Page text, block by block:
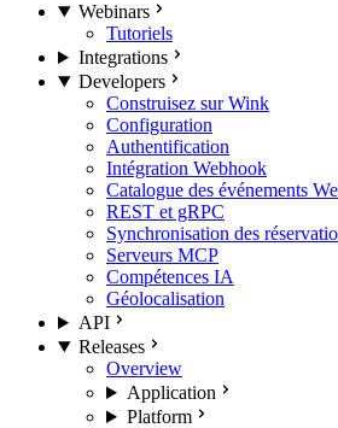
Webinars
Tutoriels
Integrations
Developers
Construisez sur Wink
Configuration
Authentification
Intégration Webhook
Catalogue des événements
REST et gRPC
Synchronisation des
Serveurs MCP
Compétences IA
Géolocalisation
API
Releases
Overview
Application
Platform